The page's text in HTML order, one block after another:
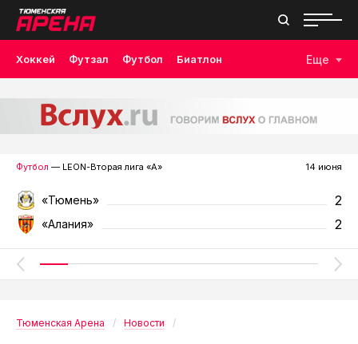
Хоккей Футзал Футбол Биатлон Еще
Футбол — LEON-Вторая лига «А» 14 июня
«Тюмень» 2
«Алания» 2
Тюменская Арена Новости